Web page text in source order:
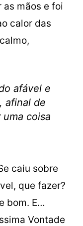
as mãos e foi
calor das
afável e
afinal de
coisa
caiu sobre
que fazer?
bom. E…
Vontade